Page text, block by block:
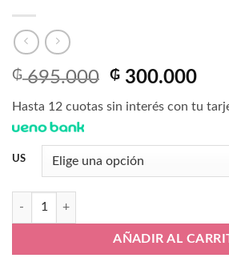
₲695.000 El
original
₲ 695.000.
₲ 300.000El
Hasta 12 cuotas sin interés con tu
US
Munich Gresca 3000316 cantidad
AÑADIR AL